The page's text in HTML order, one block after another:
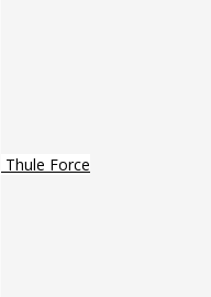
Thule Force